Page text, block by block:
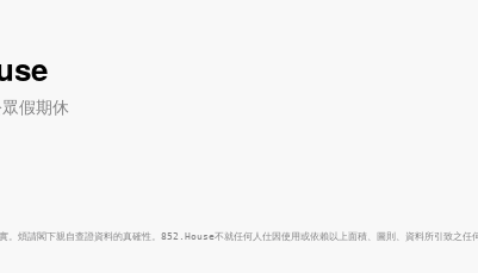
假期休
請閣下親自查證資料的真確性。852.House不就任何人仕因使用或依賴以上面積、圖則、資料所引致之任